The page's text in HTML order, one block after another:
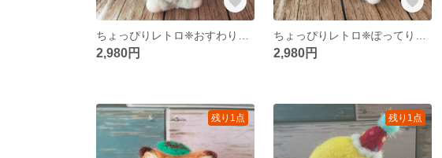
2,980円 2,980円
残り1点 残り1点